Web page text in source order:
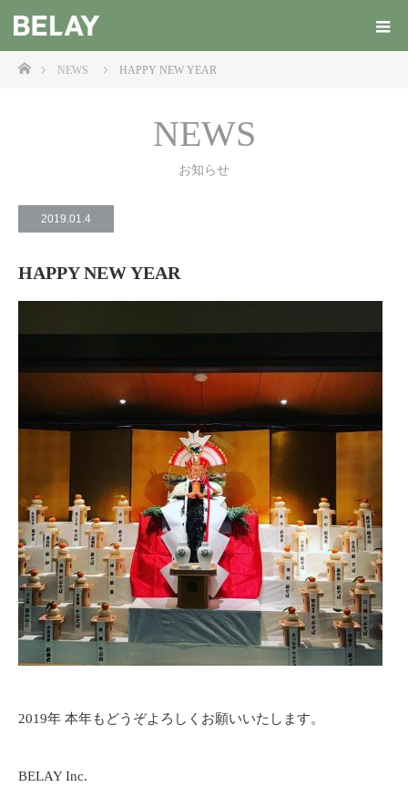
ホームNEWS HAPPY NEW YEAR
NEWS
お知らせ
2019.01.4
HAPPY NEW YEAR
2019年 本年もどうぞよろしくお願いいたします。
BELAY Inc.